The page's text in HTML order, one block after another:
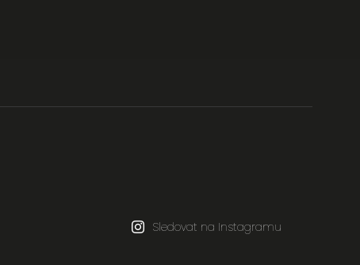
Sledovat na Instagramu